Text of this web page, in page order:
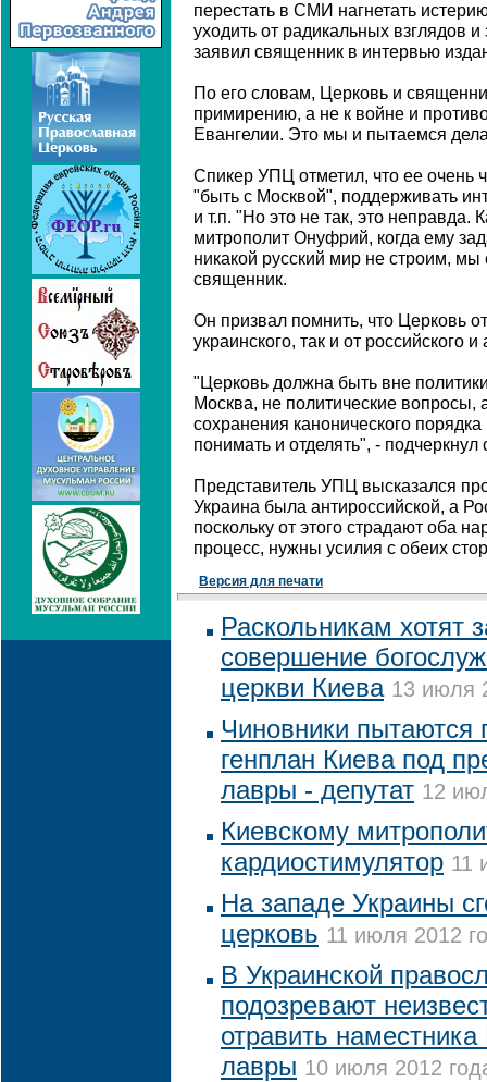
перестать в СМИ нагнетать
уходить от радикальных взглядов
заявил священник в интервью
По его словам, Церковь и
примирению, а не к войне и
Евангелии. Это мы и пытаемся
Спикер УПЦ отметил, что ее очень
"быть с Москвой", поддерживать
и т.п. "Но это не так, это неправда.
митрополит Онуфрий, когда ему
никакой русский мир не строим,
священник.
Он призвал помнить, что Церковь
украинского, так и от российского
"Церковь должна быть вне
Москва, не политические
сохранения канонического
понимать и отделять", - подчеркнул
Представитель УПЦ высказался
Украина была антироссийской, а
поскольку от этого страдают оба
процесс, нужны усилия с обеих
Версия для печати
Раскольникам хотят
совершение
церкви Киева 13 июля
Чиновники пытаются
генплан Киева под
лавры - депутат 12
Киевскому
кардиостимулятор 11
На западе Украины
церковь 11 июля 2012
В Украинской
подозревают
отравить
лавры 10 июля 2012